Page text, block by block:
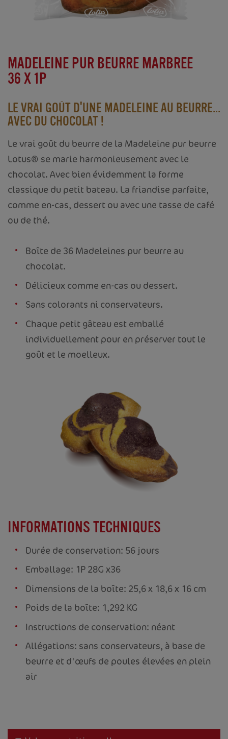
MADELEINE PUR BEURRE MARBREE
36 X 1P
LE VRAI GOÛT D'UNE MADELEINE AU BEURRE...
AVEC DU CHOCOLAT !
Le vrai goût du beurre de la Madeleine pur beurre
Lotus® se marie harmonieusement avec le
chocolat. Avec bien évidemment la forme
classique du petit bateau. La friandise parfaite,
comme en-cas, dessert ou avec une tasse de café
ou de thé.
Boîte de 36 Madeleines pur beurre au
chocolat.
Délicieux comme en-cas ou dessert.
Sans colorants ni conservateurs.
Chaque petit gâteau est emballé
individuellement pour en préserver tout le
goût et le moelleux.
INFORMATIONS TECHNIQUES
Durée de conservation: 56 jours
Emballage: 1P 28G x36
Dimensions de la boîte: 25,6 x 18,6 x 16 cm
Poids de la boîte: 1,292 KG
Instructions de conservation: néant
Allégations: sans conservateurs, à base de
beurre et d'œufs de poules élevées en plein
air